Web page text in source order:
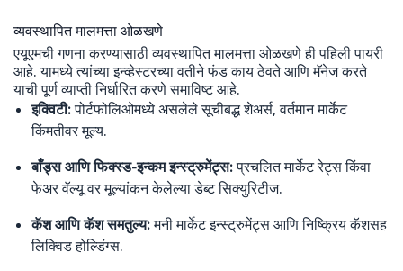
व्यवस्थापित मालमत्ता ओळखणे
एयूएमची गणना करण्यासाठी व्यवस्थापित मालमत्ता ओळखणे ही पहिली पायरी
आहे. यामध्ये त्यांच्या इन्व्हेस्टरच्या वतीने फंड काय ठेवते आणि मॅनेज करते
याची पूर्ण व्याप्ती निर्धारित करणे समाविष्ट आहे.
इक्विटी:पोर्टफोलिओमध्ये असलेले सूचीबद्ध शेअर्स, वर्तमान मार्केट
किंमतीवर मूल्य.
बाँड्स आणि फिक्स्ड-इन्कम इन्स्ट्रुमेंट्स:प्रचलित मार्केट रेट्स किंवा
फेअर वॅल्यू वर मूल्यांकन केलेल्या डेब्ट सिक्युरिटीज.
कॅश आणि कॅश समतुल्य:मनी मार्केट इन्स्ट्रुमेंट्स आणि निष्क्रिय कॅशसह
लिक्विड होल्डिंग्स.